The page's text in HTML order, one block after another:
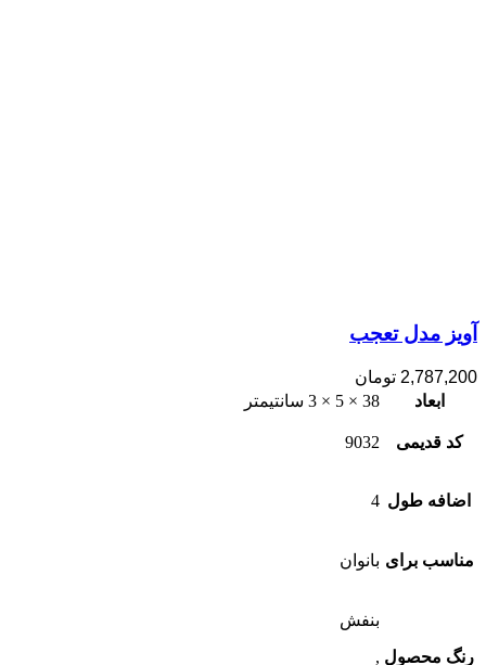
آویز مدل تعجب
2,787,200 تومان
ابعاد
38 × 5 × 3 سانتیمتر
کد قدیمی 9032
اضافه طول 4
مناسب برای بانوان
رنگ محصول
بنفش
,